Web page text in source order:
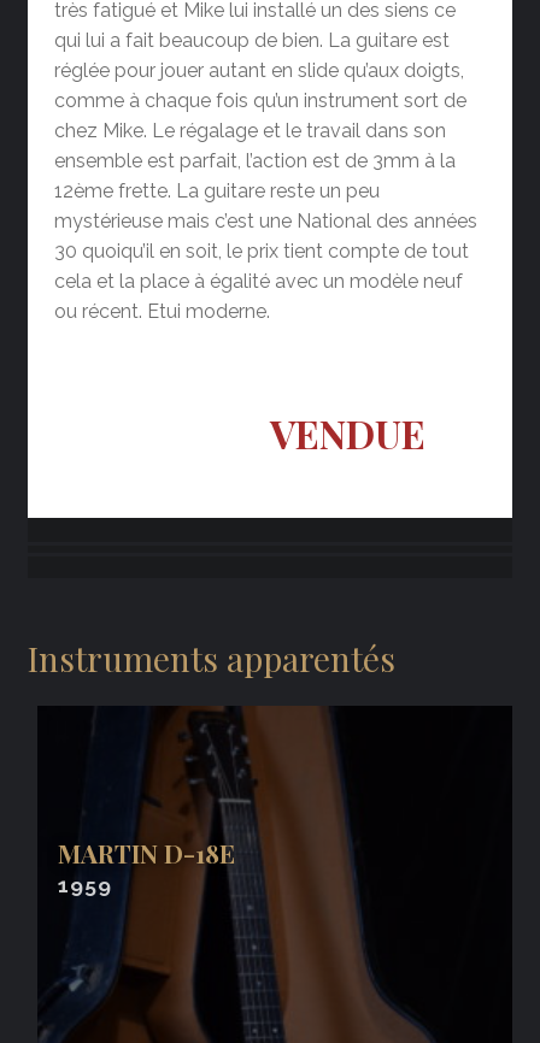
très fatigué et Mike lui installé un des siens ce
qui lui a fait beaucoup de bien. La guitare est
réglée pour jouer autant en slide qu’aux doigts,
comme à chaque fois qu’un instrument sort de
chez Mike. Le régalage et le travail dans son
ensemble est parfait, l’action est de 3mm à la
12ème frette. La guitare reste un peu
mystérieuse mais c’est une National des années
30 quoiqu’il en soit, le prix tient compte de tout
cela et la place à égalité avec un modèle neuf
ou récent. Etui moderne.
VENDUE
Instruments apparentés
MARTIN D-18E
1959